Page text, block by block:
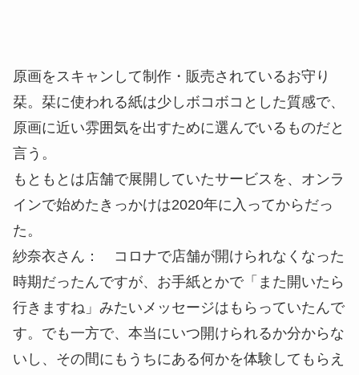
原画をスキャンして制作・販売されているお守り
栞。栞に使われる紙は少しボコボコとした質感で、
原画に近い雰囲気を出すために選んでいるものだと
言う。
もともとは店舗で展開していたサービスを、オンラ
インで始めたきっかけは2020年に入ってからだっ
た。
紗奈衣さん： コロナで店舗が開けられなくなった
時期だったんですが、お手紙とかで「また開いたら
行きますね」みたいメッセージはもらっていたんで
す。でも一方で、本当にいつ開けられるか分からな
いし、その間にもうちにある何かを体験してもらえ